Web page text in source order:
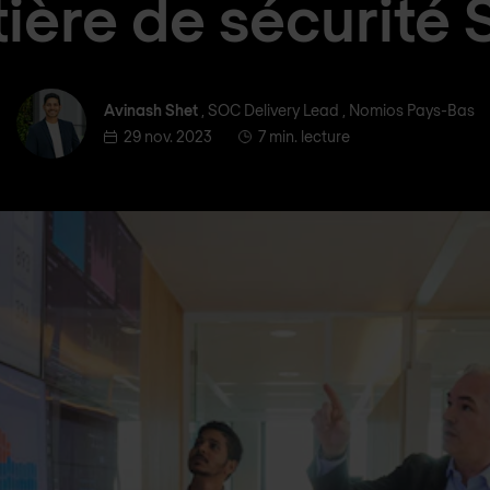
de sécurité
Avinash Shet
Avinash Shet, SOC Delivery Lead , Nomios Pays-Bas
29 nov. 2023
7 min. lecture